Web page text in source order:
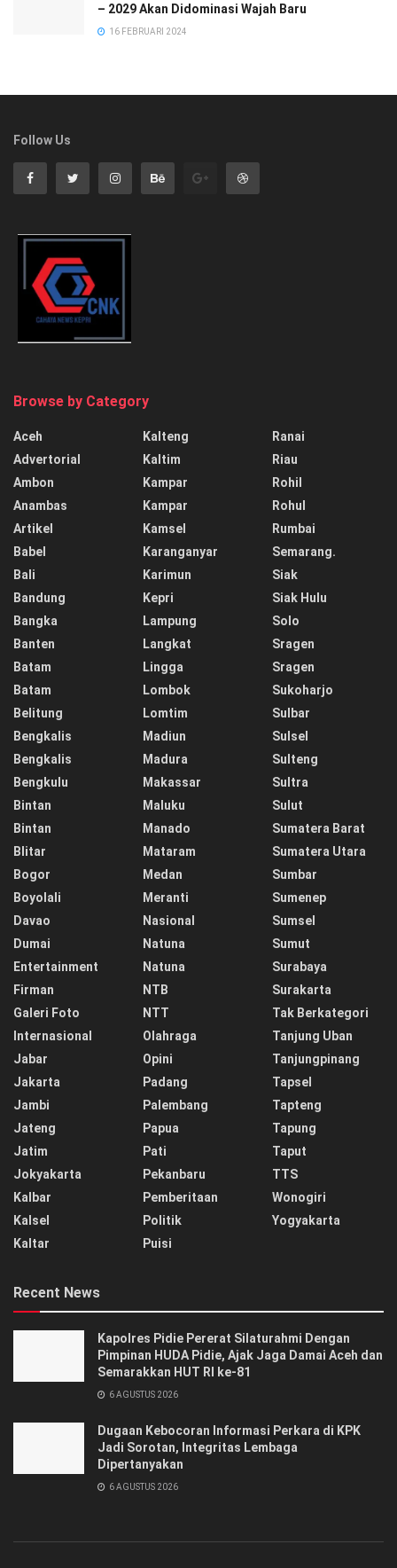
– 2029 Akan Didominasi Wajah Baru
16 FEBRUARI 2024
Follow Us
Browse by Category
Aceh
Advertorial
Ambon
Anambas
Artikel
Babel
Bali
Bandung
Bangka
Banten
Batam
Batam
Belitung
Bengkalis
Bengkalis
Bengkulu
Bintan
Bintan
Blitar
Bogor
Boyolali
Davao
Dumai
Entertainment
Firman
Galeri Foto
Internasional
Jabar
Jakarta
Jambi
Jateng
Jatim
Jokyakarta
Kalbar
Kalsel
Kaltar
Kalteng
Kaltim
Kampar
Kampar
Kamsel
Karanganyar
Karimun
Kepri
Lampung
Langkat
Lingga
Lombok
Lomtim
Madiun
Madura
Makassar
Maluku
Manado
Mataram
Medan
Meranti
Nasional
Natuna
Natuna
NTB
NTT
Olahraga
Opini
Padang
Palembang
Papua
Pati
Pekanbaru
Pemberitaan
Politik
Puisi
Ranai
Riau
Rohil
Rohul
Rumbai
Semarang.
Siak
Siak Hulu
Solo
Sragen
Sragen
Sukoharjo
Sulbar
Sulsel
Sulteng
Sultra
Sulut
Sumatera Barat
Sumatera Utara
Sumbar
Sumenep
Sumsel
Sumut
Surabaya
Surakarta
Tak Berkategori
Tanjung Uban
Tanjungpinang
Tapsel
Tapteng
Tapung
Taput
TTS
Wonogiri
Yogyakarta
Recent News
‎‎Kapolres Pidie Pererat Silaturahmi Dengan
Pimpinan HUDA Pidie, Ajak Jaga Damai Aceh dan
Semarakkan HUT RI ke-81
6 AGUSTUS 2026
Dugaan Kebocoran Informasi Perkara di KPK
Jadi Sorotan, Integritas Lembaga
Dipertanyakan
6 AGUSTUS 2026